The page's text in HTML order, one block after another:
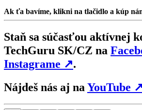
Ak ťa bavíme, klikni na tlačidlo a kúp
Staň sa súčasťou aktívnej
TechGuru SK/CZ na
Instagrame ↗.
Nájdeš nás aj na YouTube ↗